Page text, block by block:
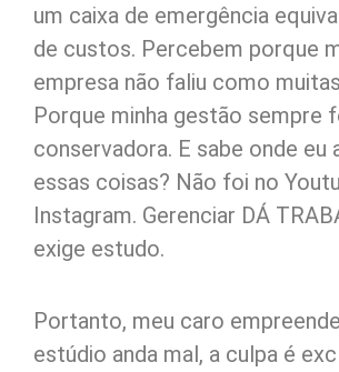
um caixa de emergência
de custos. Percebem porque
empresa não faliu como
Porque minha gestão sempre
conservadora. E sabe onde eu
essas coisas? Não foi no
Instagram. Gerenciar DÁ
exige estudo.
Portanto, meu caro
estúdio anda mal, a culpa é